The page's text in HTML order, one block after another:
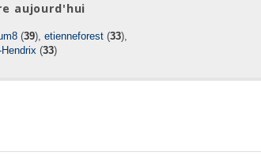
aujourd'hui
(39), etienneforest (33),
(33)